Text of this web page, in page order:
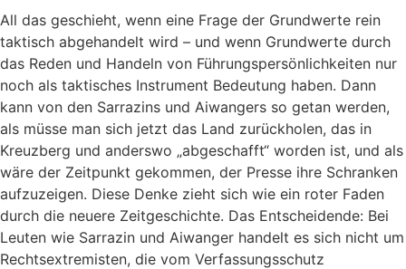
All das geschieht, wenn eine Frage der Grundwerte rein
taktisch abgehandelt wird – und wenn Grundwerte durch
das Reden und Handeln von Führungspersönlichkeiten nur
noch als taktisches Instrument Bedeutung haben. Dann
kann von den Sarrazins und Aiwangers so getan werden,
als müsse man sich jetzt das Land zurückholen, das in
Kreuzberg und anderswo „abgeschafft“ worden ist, und als
wäre der Zeitpunkt gekommen, der Presse ihre Schranken
aufzuzeigen. Diese Denke zieht sich wie ein roter Faden
durch die neuere Zeitgeschichte. Das Entscheidende: Bei
Leuten wie Sarrazin und Aiwanger handelt es sich nicht um
Rechtsextremisten, die vom Verfassungsschutz